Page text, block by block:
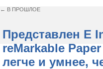
← В ПРОШЛОЕ
Представлен E
reMarkable
легче и умнее,